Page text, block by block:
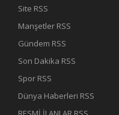
Site RSS
Manşetler RSS
Gündem RSS
Son Dakika RSS
Spor RSS
Dünya Haberleri RSS